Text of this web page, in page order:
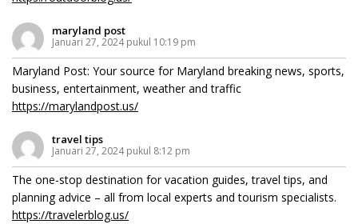
maryland post
Januari 27, 2024 pukul 10:19 pm
Maryland Post: Your source for Maryland breaking news, sports,
business, entertainment, weather and traffic
https://marylandpost.us/
travel tips
Januari 27, 2024 pukul 8:12 pm
The one-stop destination for vacation guides, travel tips, and
planning advice – all from local experts and tourism specialists.
https://travelerblog.us/